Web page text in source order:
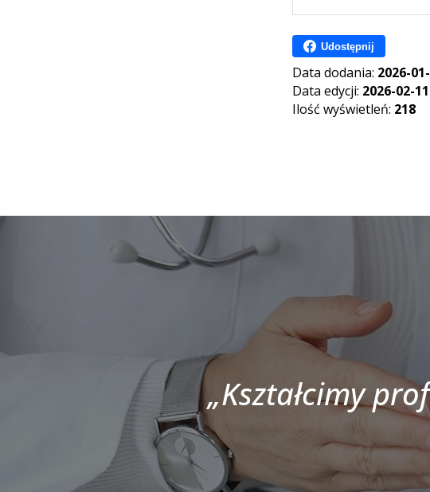
Udostępnij
Data dodania: 2026-
Data edycji: 2026-02-
Ilość wyświetleń: 218
„Kształcimy